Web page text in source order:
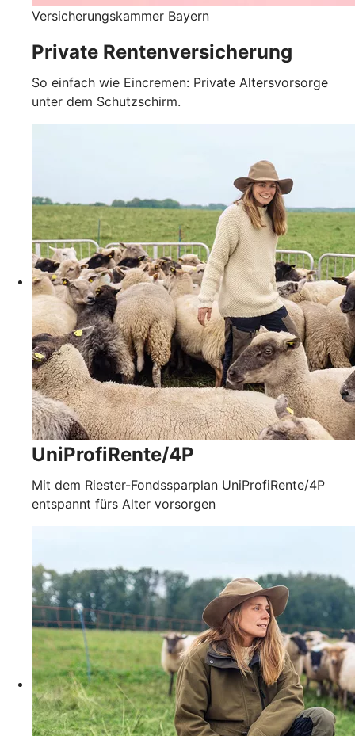
Versicherungskammer Bayern
Private Rentenversicherung
So einfach wie Eincremen: Private Altersvorsorge
unter dem Schutzschirm.
UniProfiRente/4P
Mit dem Riester-Fondssparplan UniProfiRente/4P
entspannt fürs Alter vorsorgen